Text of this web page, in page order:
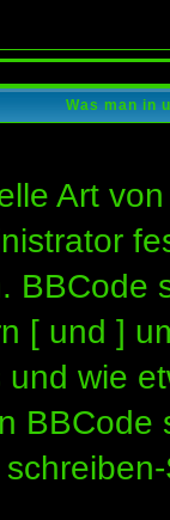
Was man in
Art
BBCode
[ und ]
wie